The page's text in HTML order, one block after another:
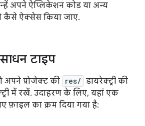
अपने ऐप्लिकेशन कोड या अन्य
ऐक्सेस किया जाए.
टाइप
प्रोजेक्ट की res/ डायरेक्ट्री की
में रखें. उदाहरण के लिए, यहां एक
फ़ाइल का क्रम दिया गया है: